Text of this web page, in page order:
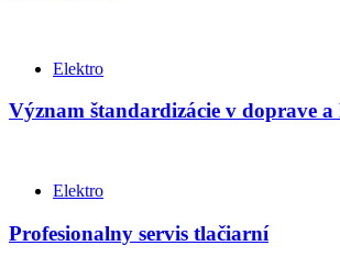
Elektro
Význam štandardizácie v doprave a
Elektro
Profesionalny servis tlačiarní